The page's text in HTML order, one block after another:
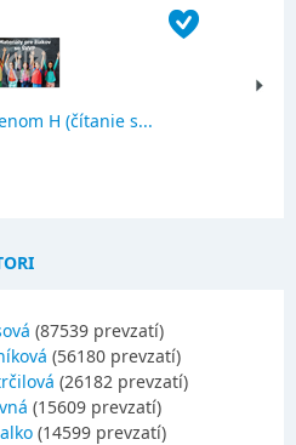
H (čítanie s...
(87539 prevzatí)
(56180 prevzatí)
(26182 prevzatí)
(15609 prevzatí)
(14599 prevzatí)